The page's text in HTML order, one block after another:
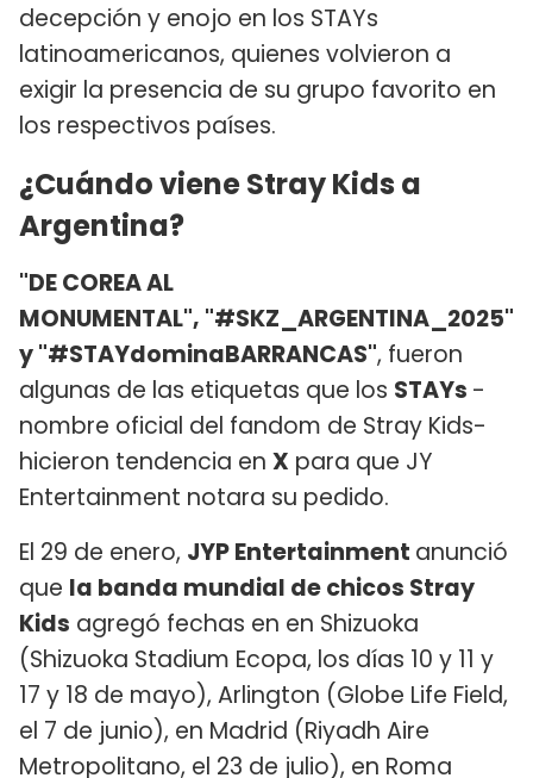
decepción y enojo en los STAYs
latinoamericanos, quienes volvieron a
exigir la presencia de su grupo favorito en
los respectivos países.
¿Cuándo viene Stray Kids a
Argentina?
"DE COREA AL
MONUMENTAL", "#SKZ_ARGENTINA_2025"
y "#STAYdominaBARRANCAS", fueron
algunas de las etiquetas que los STAYs -
nombre oficial del fandom de Stray Kids-
hicieron tendencia en X para que JY
Entertainment notara su pedido.
El 29 de enero, JYP Entertainment anunció
que la banda mundial de chicos Stray
Kids agregó fechas en en Shizuoka
(Shizuoka Stadium Ecopa, los días 10 y 11 y
17 y 18 de mayo), Arlington (Globe Life Field,
el 7 de junio), en Madrid (Riyadh Aire
Metropolitano, el 23 de julio), en Roma